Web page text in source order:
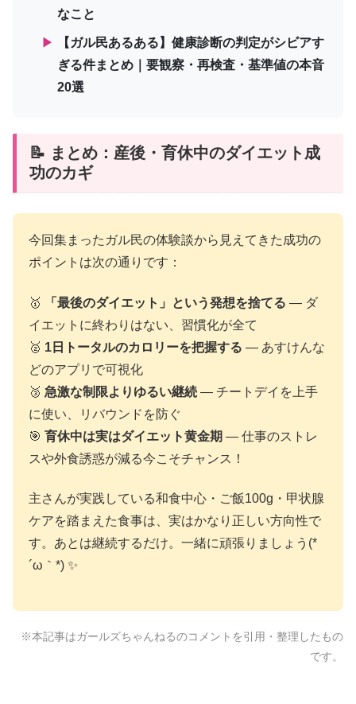
なこと
▶
【ガル民あるある】健康診断の判定がシビアす
ぎる件まとめ｜要観察・再検査・基準値の本音
20選
📝 まとめ：産後・育休中のダイエット成
功のカギ
今回集まったガル民の体験談から見えてきた成功の
ポイントは次の通りです：
🥇 「最後のダイエット」という発想を捨てる — ダ
イエットに終わりはない、習慣化が全て
🥈 1日トータルのカロリーを把握する — あすけんな
どのアプリで可視化
🥉 急激な制限よりゆるい継続 — チートデイを上手
に使い、リバウンドを防ぐ
🎯 育休中は実はダイエット黄金期 — 仕事のストレ
スや外食誘惑が減る今こそチャンス！
主さんが実践している和食中心・ご飯100g・甲状腺
ケアを踏まえた食事は、実はかなり正しい方向性で
す。あとは継続するだけ。一緒に頑張りましょう(*
´ω｀*) ✨
※本記事はガールズちゃんねるのコメントを引用・整理したもの
です。